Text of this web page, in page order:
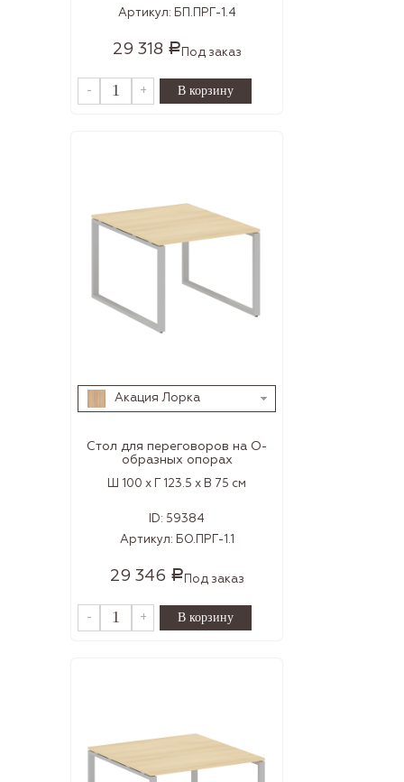
Артикул: БП.ПРГ-1.4
29 318 Р Под заказ
- +
Акация Лорка
Стол для переговоров на О-
образных опорах
Ш 100 x Г 123.5 x В 75 см
ID: 59384
Артикул: БО.ПРГ-1.1
29 346 Р Под заказ
- +